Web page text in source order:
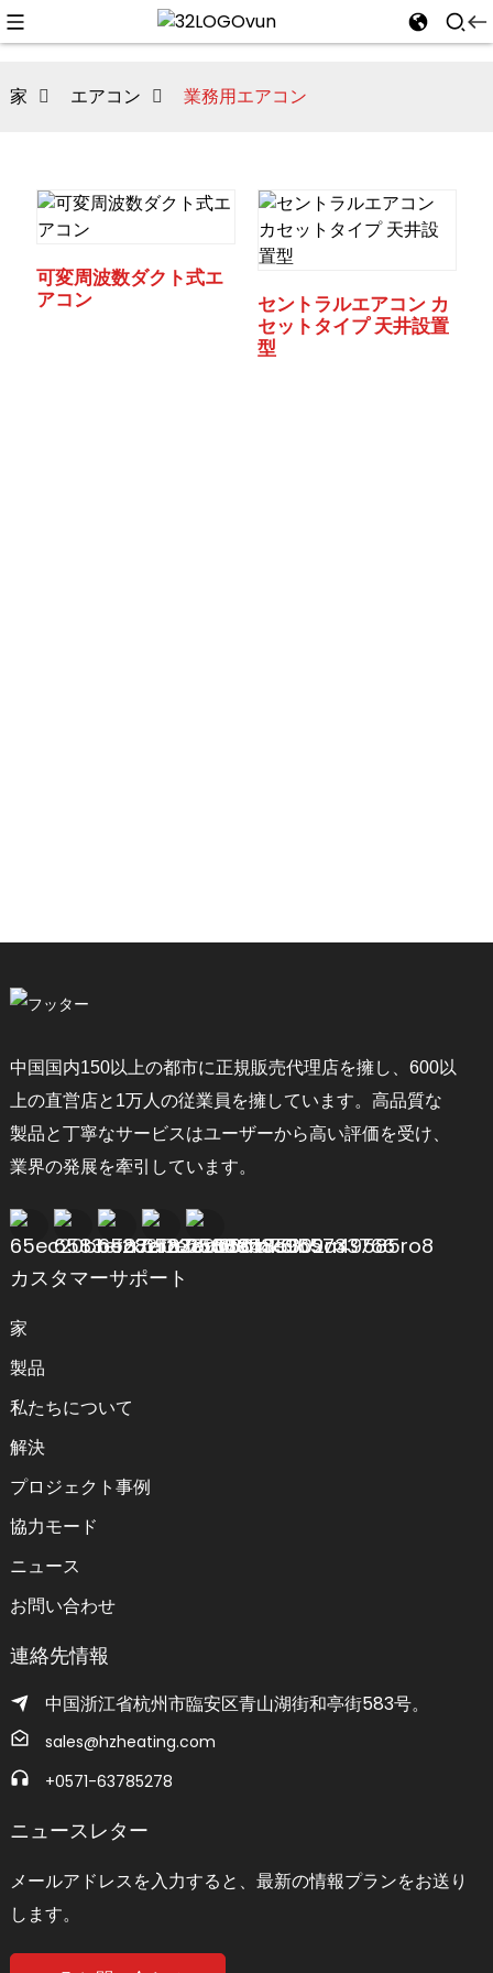
家 エアコン 業務用エアコン
可変周波数ダクト式エ
アコン
セントラルエアコン カ
セットタイプ 天井設置
型
中国国内150以上の都市に正規販売代理店を擁し、600以
上の直営店と1万人の従業員を擁しています。高品質な
製品と丁寧なサービスはユーザーから高い評価を受け、
業界の発展を牽引しています。
カスタマーサポート
家
製品
私たちについて
解決
プロジェクト事例
協力モード
ニュース
お問い合わせ
連絡先情報
中国浙江省杭州市臨安区青山湖街和亭街583号。
sales@hzheating.com
+0571-63785278
ニュースレター
メールアドレスを入力すると、最新の情報プランをお送り
します。